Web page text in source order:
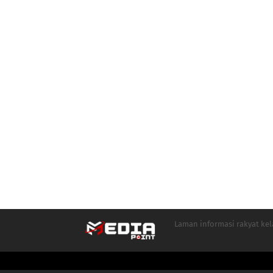
Laman informasi rakyat